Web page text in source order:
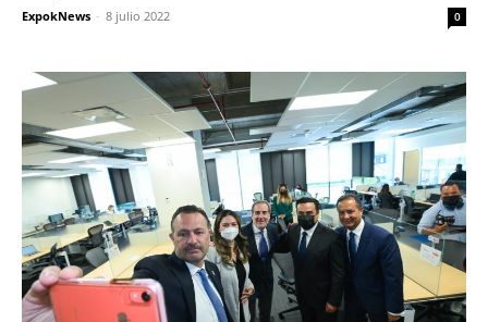
ExpokNews - 8 julio 2022 0